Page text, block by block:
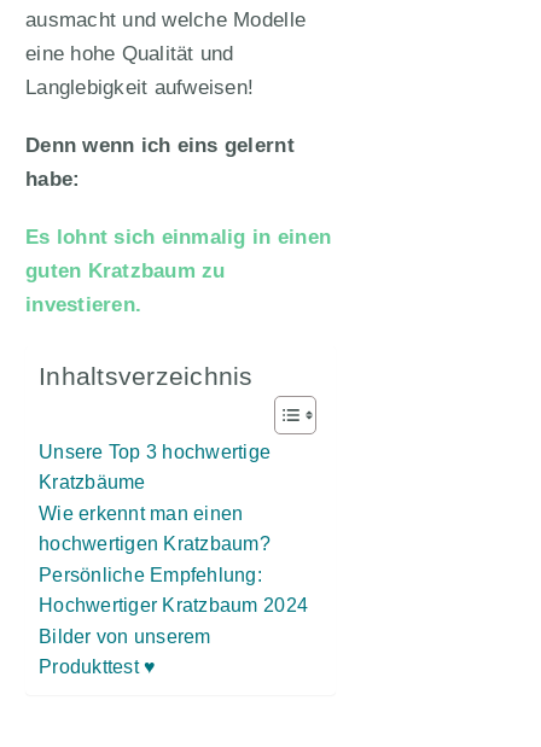
ausmacht und welche Modelle
eine hohe Qualität und
Langlebigkeit aufweisen!
Denn wenn ich eins gelernt
habe:
Es lohnt sich einmalig in einen
guten Kratzbaum zu
investieren.
Inhaltsverzeichnis
Unsere Top 3 hochwertige
Kratzbäume
Wie erkennt man einen
hochwertigen Kratzbaum?
Persönliche Empfehlung:
Hochwertiger Kratzbaum 2024
Bilder von unserem
Produkttest ♥